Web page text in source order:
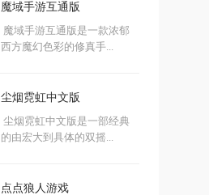
魔域手游互通版
魔域手游互通版是一款浓郁
西方魔幻色彩的修真手...
尘烟霓虹中文版
尘烟霓虹中文版是一部经典
的由宏大到具体的双摇...
点点狼人游戏